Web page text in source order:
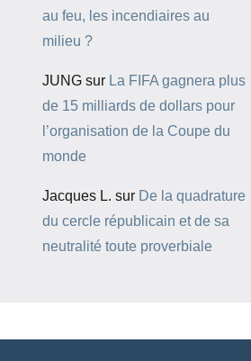
au feu, les incendiaires au
milieu ?
JUNG sur La FIFA gagnera plus
de 15 milliards de dollars pour
l’organisation de la Coupe du
monde
Jacques L. sur De la quadrature
du cercle républicain et de sa
neutralité toute proverbiale